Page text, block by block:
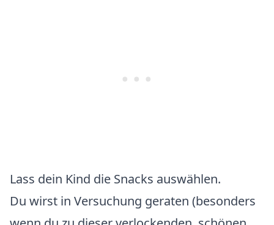
Lass dein Kind die Snacks auswählen.
Du wirst in Versuchung geraten (besonders